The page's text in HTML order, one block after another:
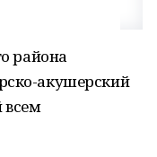
района
акушерский
всем